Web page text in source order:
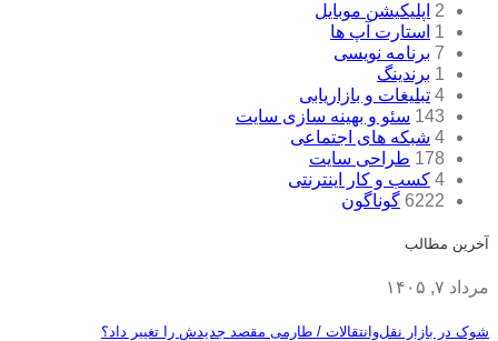
2 اپلیکیشن موبایل
1 استارت آپ ها
7 برنامه نویسی
1 برندینگ
4 تبلیغات و بازاریابی
143 سئو و بهینه سازی سایت
4 شبکه های اجتماعی
178 طراحی سایت
4 کسب و کار اینترنتی
6222 گوناگون
آخرین مطالب
مرداد ۷, ۱۴۰۵
شوک در بازار نقل‌وانتقالات / طارمی مقصد جدیدش را تغییر داد؟